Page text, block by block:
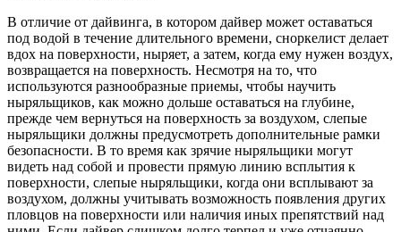
В отличие от дайвинга, в котором дайвер может оставаться
под водой в течение длительного времени, сноркелист делает
вдох на поверхности, ныряет, а затем, когда ему нужен воздух,
возвращается на поверхность. Несмотря на то, что
используются разнообразные приемы, чтобы научить
ныряльщиков, как можно дольше оставаться на глубине,
прежде чем вернуться на поверхность за воздухом, слепые
ныряльщики должны предусмотреть дополнительные рамки
безопасности. В то время как зрячие ныряльщики могут
видеть над собой и провести прямую линию всплытия к
поверхности, слепые ныряльщики, когда они всплывают за
воздухом, должны учитывать возможность появления других
пловцов на поверхности или наличия иных препятствий над